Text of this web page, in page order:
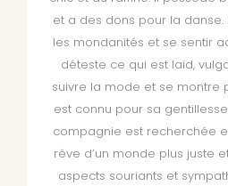
et a des dons pour la
les mondanités et se sentir
déteste ce qui est laid,
suivre la mode et se montre
est connu pour sa
compagnie est recherchée
rêve d’un monde plus juste
aspects souriants et